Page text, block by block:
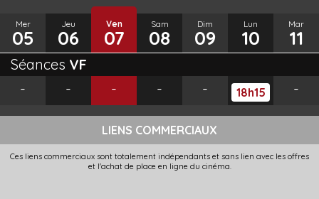
Mer
05
Jeu
06
Ven
07
Sam
08
Dim
09
Lun
10
Mar
11
Séances VF
-
- - - - 18h15 -
LIENS COMMERCIAUX
Ces liens commerciaux sont totalement indépendants et sans lien avec les offres
et l'achat de place en ligne du cinéma.